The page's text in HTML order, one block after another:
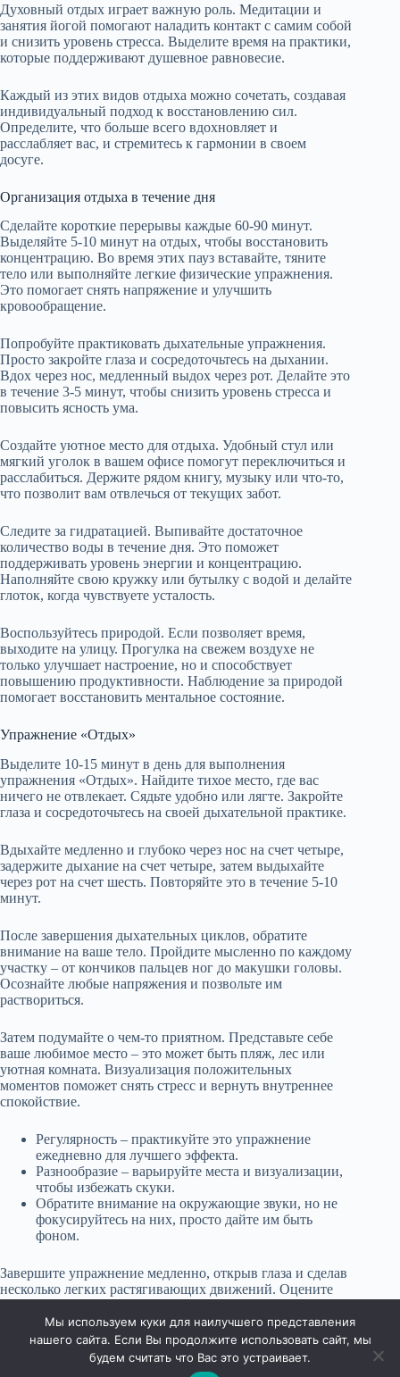
Духовный отдых играет важную роль. Медитации и
занятия йогой помогают наладить контакт с самим собой
и снизить уровень стресса. Выделите время на практики,
которые поддерживают душевное равновесие.
Каждый из этих видов отдыха можно сочетать, создавая
индивидуальный подход к восстановлению сил.
Определите, что больше всего вдохновляет и
расслабляет вас, и стремитесь к гармонии в своем
досуге.
Организация отдыха в течение дня
Сделайте короткие перерывы каждые 60-90 минут.
Выделяйте 5-10 минут на отдых, чтобы восстановить
концентрацию. Во время этих пауз вставайте, тяните
тело или выполняйте легкие физические упражнения.
Это помогает снять напряжение и улучшить
кровообращение.
Попробуйте практиковать дыхательные упражнения.
Просто закройте глаза и сосредоточьтесь на дыхании.
Вдох через нос, медленный выдох через рот. Делайте это
в течение 3-5 минут, чтобы снизить уровень стресса и
повысить ясность ума.
Создайте уютное место для отдыха. Удобный стул или
мягкий уголок в вашем офисе помогут переключиться и
расслабиться. Держите рядом книгу, музыку или что-то,
что позволит вам отвлечься от текущих забот.
Следите за гидратацией. Выпивайте достаточное
количество воды в течение дня. Это поможет
поддерживать уровень энергии и концентрацию.
Наполняйте свою кружку или бутылку с водой и делайте
глоток, когда чувствуете усталость.
Воспользуйтесь природой. Если позволяет время,
выходите на улицу. Прогулка на свежем воздухе не
только улучшает настроение, но и способствует
повышению продуктивности. Наблюдение за природой
помогает восстановить ментальное состояние.
Упражнение «Отдых»
Выделите 10-15 минут в день для выполнения
упражнения «Отдых». Найдите тихое место, где вас
ничего не отвлекает. Сядьте удобно или лягте. Закройте
глаза и сосредоточьтесь на своей дыхательной практике.
Вдыхайте медленно и глубоко через нос на счет четыре,
задержите дыхание на счет четыре, затем выдыхайте
через рот на счет шесть. Повторяйте это в течение 5-10
минут.
После завершения дыхательных циклов, обратите
внимание на ваше тело. Пройдите мысленно по каждому
участку – от кончиков пальцев ног до макушки головы.
Осознайте любые напряжения и позвольте им
раствориться.
Затем подумайте о чем-то приятном. Представьте себе
ваше любимое место – это может быть пляж, лес или
уютная комната. Визуализация положительных
моментов поможет снять стресс и вернуть внутреннее
спокойствие.
Регулярность – практикуйте это упражнение
ежедневно для лучшего эффекта.
Разнообразие – варьируйте места и визуализации,
чтобы избежать скуки.
Обратите внимание на окружающие звуки, но не
фокусируйтесь на них, просто дайте им быть
фоном.
Завершите упражнение медленно, открыв глаза и сделав
несколько легких растягивающих движений. Оцените
повседневным делам.
Мы используем куки для наилучшего представления
нашего сайта. Если Вы продолжите использовать сайт, мы
будем считать что Вас это устраивает.